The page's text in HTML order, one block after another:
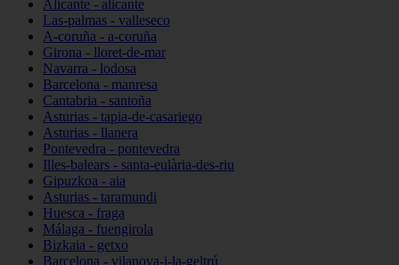
Alicante - alicante
Las-palmas - valleseco
A-coruña - a-coruña
Girona - lloret-de-mar
Navarra - lodosa
Barcelona - manresa
Cantabria - santoña
Asturias - tapia-de-casariego
Asturias - llanera
Pontevedra - pontevedra
Illes-balears - santa-eulària-des-riu
Gipuzkoa - aia
Asturias - taramundi
Huesca - fraga
Málaga - fuengirola
Bizkaia - getxo
Barcelona - vilanova-i-la-geltrú